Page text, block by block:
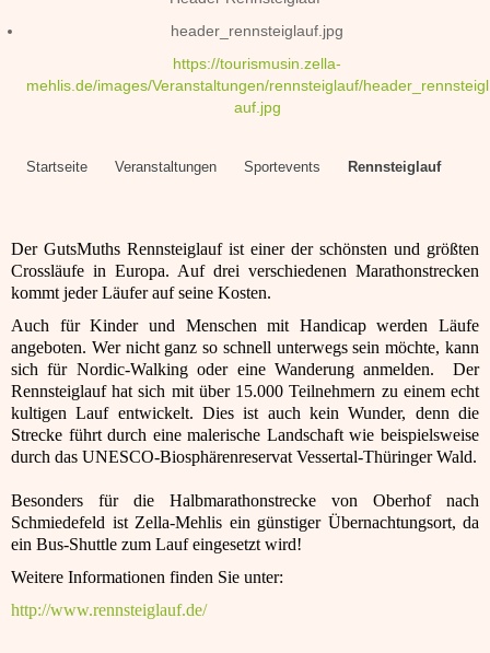
header_rennsteiglauf.jpg
https://tourismusin.zella-
mehlis.de/images/Veranstaltungen/rennsteiglauf/header_rennsteigl
auf.jpg
Startseite Veranstaltungen Sportevents Rennsteiglauf
Der GutsMuths Rennsteiglauf ist einer der schönsten und größten
Crossläufe in Europa. Auf drei verschiedenen Marathonstrecken
kommt jeder Läufer auf seine Kosten.
Auch für Kinder und Menschen mit Handicap werden Läufe
angeboten. Wer nicht ganz so schnell unterwegs sein möchte, kann
sich für Nordic-Walking oder eine Wanderung anmelden. Der
Rennsteiglauf hat sich mit über 15.000 Teilnehmern zu einem echt
kultigen Lauf entwickelt. Dies ist auch kein Wunder, denn die
Strecke führt durch eine malerische Landschaft wie beispielsweise
durch das UNESCO-Biosphärenreservat Vessertal-Thüringer Wald.
Besonders für die Halbmarathonstrecke von Oberhof nach
Schmiedefeld ist Zella-Mehlis ein günstiger Übernachtungsort, da
ein Bus-Shuttle zum Lauf eingesetzt wird!
Weitere Informationen finden Sie unter:
http://www.rennsteiglauf.de/